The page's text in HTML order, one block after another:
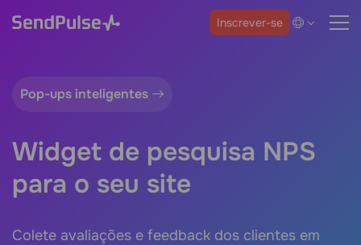
Inscrever-se
Pop-ups inteligentes
Widget de pesquisa NPS
para o seu site
Colete avaliações e feedback dos clientes em